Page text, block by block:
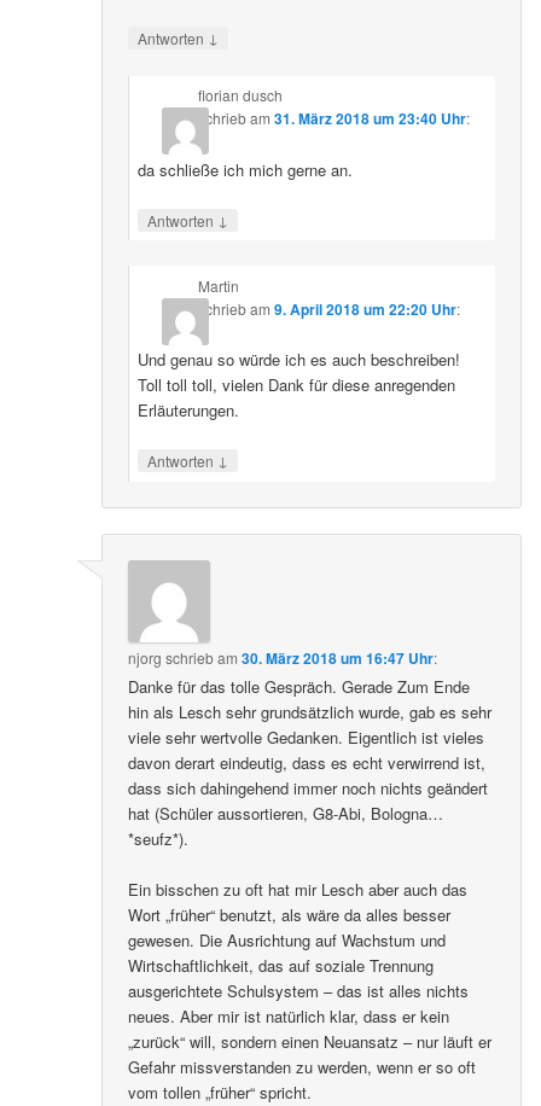
Antworten ↓
florian dusch
schriebam 31. März 2018 um 23:40 Uhr:
da schließe ich mich gerne an.
Antworten ↓
Martin
schriebam 9. April 2018 um 22:20 Uhr:
Und genau so würde ich es auch beschreiben!
Toll toll toll, vielen Dank für diese anregenden
Erläuterungen.
Antworten ↓
njorg schriebam30. März 2018 um 16:47 Uhr:
Danke für das tolle Gespräch. Gerade Zum Ende
hin als Lesch sehr grundsätzlich wurde, gab es sehr
viele sehr wertvolle Gedanken. Eigentlich ist vieles
davon derart eindeutig, dass es echt verwirrend ist,
dass sich dahingehend immer noch nichts geändert
hat (Schüler aussortieren, G8-Abi, Bologna…
*seufz*).
Ein bisschen zu oft hat mir Lesch aber auch das
Wort „früher“ benutzt, als wäre da alles besser
gewesen. Die Ausrichtung auf Wachstum und
Wirtschaftlichkeit, das auf soziale Trennung
ausgerichtete Schulsystem – das ist alles nichts
neues. Aber mir ist natürlich klar, dass er kein
„zurück“ will, sondern einen Neuansatz – nur läuft er
Gefahr missverstanden zu werden, wenn er so oft
vom tollen „früher“ spricht.